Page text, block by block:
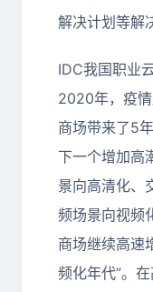
解决计划等解
IDC我国职业
2020年，疫
商场带来了5
下一个增加高
景向高清化、
频场景向视频
商场继续高速
频化年代”。